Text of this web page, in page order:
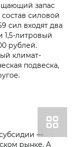
запас
силовой
сил входят два
1,5-литровый
рублей.
климат-
подвеска,
—
рынке. А